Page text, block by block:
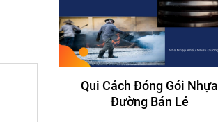
Qui Cách Đóng Gói Nhựa
Đường Bán Lẻ